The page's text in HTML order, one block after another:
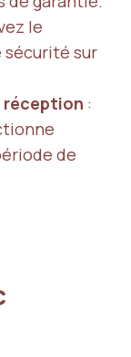
le
sécurité sur
réception :
de